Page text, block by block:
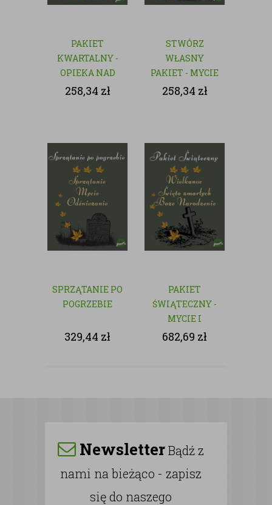
PAKIET
KWARTALNY -
OPIEKA NAD
GROBAMI
258,34 zł
STWÓRZ
WŁASNY
PAKIET - MYCIE
I CZYSZCZENIE
258,34 zł
SPRZĄTANIE PO
POGRZEBIE
329,44 zł
PAKIET
ŚWIĄTECZNY -
MYCIE I
CZYSZCZENIE
682,69 zł
NewsletterBądź z
nami na bieżąco - zapisz
się do naszego